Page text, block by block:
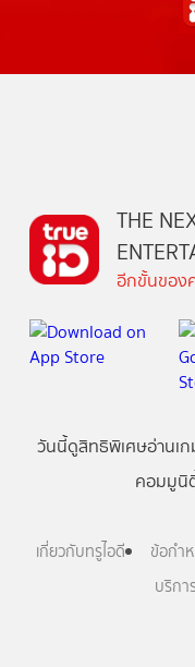
THE
อีกขั้นของ
วันนี้ดูสิทธิพิเศษอ่านเ
คอมมูนิ
เกี่ยวกับทรูไอดี ข้อกำห
บริกา